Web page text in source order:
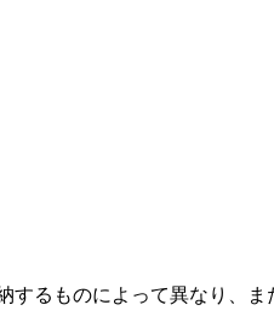
るものによって異なり、